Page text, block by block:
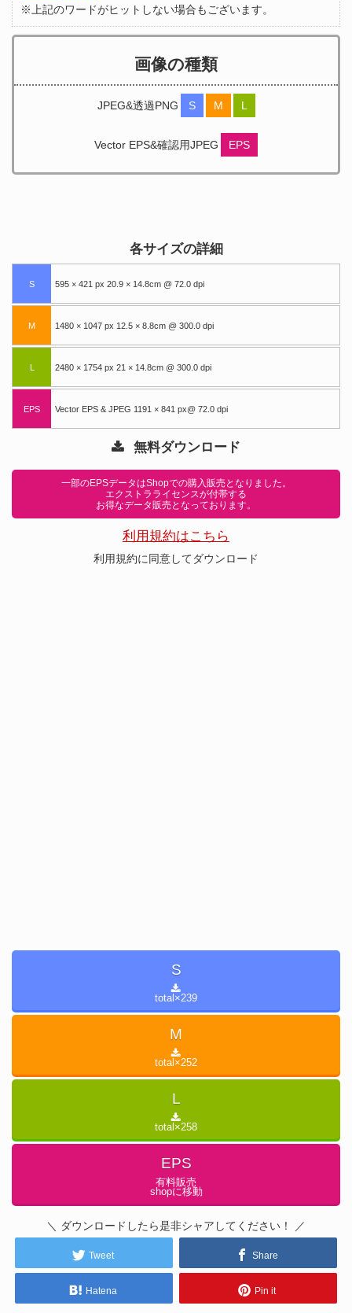
※上記のワードがヒットしない場合もございます。
画像の種類
JPEG&透過PNG S M L
Vector EPS&確認用JPEG EPS
各サイズの詳細
S 595 × 421 px 20.9 × 14.8cm @ 72.0 dpi
M 1480 × 1047 px 12.5 × 8.8cm @ 300.0 dpi
L 2480 × 1754 px 21 × 14.8cm @ 300.0 dpi
EPS Vector EPS & JPEG 1191 × 841 px@ 72.0 dpi
無料ダウンロード
一部のEPSデータはShopでの購入販売となりました。
エクストラライセンスが付帯する
お得なデータ販売となっております。
利用規約はこちら
利用規約に同意してダウンロード
S
total×239
M
total×252
L
total×258
EPS
有料販売
shopに移動
＼ ダウンロードしたら是非シャアしてください！ ／
Tweet Share
Hatena Pin it